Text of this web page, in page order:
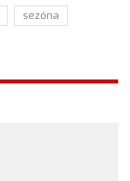
sezóna